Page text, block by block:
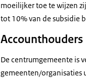
moeilijker toe te wijzen
tot 10% van de subsidie
Accounthouders
De centrumgemeente is
gemeenten/organisaties